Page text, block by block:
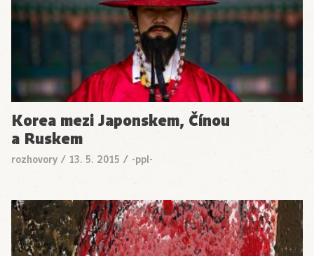
Korea mezi Japonskem, Čínou
a Ruskem
rozhovory / 13. 5. 2015 / -ppl-